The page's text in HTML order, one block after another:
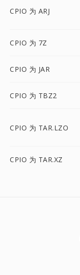
CPIO 为 ARJ
CPIO 为 7Z
CPIO 为 JAR
CPIO 为 TBZ2
CPIO 为 TAR.LZO
CPIO 为 TAR.XZ